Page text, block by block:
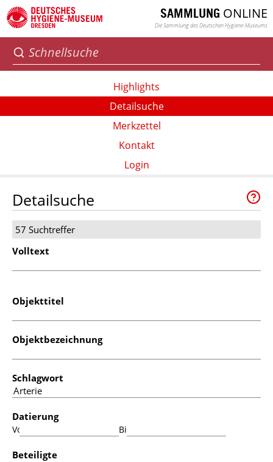
SAMMLUNG ONLINE
Die Sammlung des Deutschen Hygiene-Museums
Highlights
Detailsuche
Merkzettel
Kontakt
Login
Detailsuche
57 Suchtreffer
Volltext
Objekttitel
Objektbezeichnung
Schlagwort
Datierung
Von: Bis:
Beteiligte